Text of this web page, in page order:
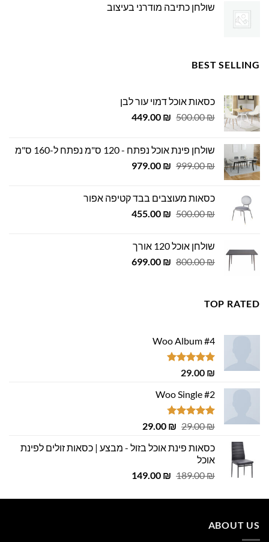
שולחן כתיבה מודרני בעיצוב
BEST SELLING
כסאות אוכל דמוי עור לבן
500.00₪
המחיר
500.00 ₪.
449.00 ₪
המחיר
449.00 ₪.שולחן פינת אוכל נפתח - 120 ס"מ נפתח ל-160 ס"מ
999.00₪
המחיר
999.00 ₪.
979.00 ₪
המחיר
979.00 ₪.
כסאות מעוצבים בבד קטיפה אפור
500.00₪
המחיר
500.00 ₪.
455.00 ₪
המחיר
שולחן אוכל 120 אורך
800.00₪
המחיר
699.00 ₪
המחיר
TOP RATED
Woo Album #4
דורג5.00
29.00 ₪
Woo Single #2
דורג4.75
29.00₪
המחיר
היה:
29.00 ₪
המחיר
הוא:
כסאות פינת אוכל בזול - מבצע | כסאות זולים לפינת
אוכל
189.00₪
המחיר
היה:
149.00 ₪
המחיר
הוא:
ABOUT US